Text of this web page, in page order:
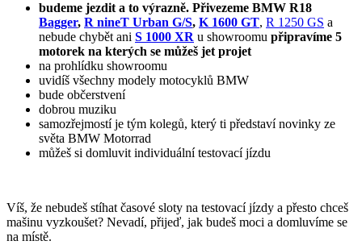
budeme jezdit a to výrazně. Přivezeme BMW R18
Bagger, R nineT Urban G/S, K 1600 GT, R 1250 GS a
nebude chybět ani S 1000 XR u showroomu připravíme 5
motorek na kterých se můžeš jet projet
na prohlídku showroomu
uvidíš všechny modely motocyklů BMW
bude občerstvení
dobrou muziku
samozřejmostí je tým kolegů, který ti představí novinky ze
světa BMW Motorrad
můžeš si domluvit individuální testovací jízdu
Víš, že nebudeš stíhat časové sloty na testovací jízdy a přesto chceš
mašinu vyzkoušet? Nevadí, přijeď, jak budeš moci a domluvíme se
na místě.